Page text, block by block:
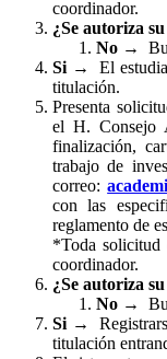
coordinador.
¿Se autoriza
No →
Si →
El
titulación.
Presenta
el H. Consejo
finalización,
trabajo de
correo:
con las
reglamento de
*Toda solicitud
coordinador.
¿Se autoriza
No →
Si →
titulación